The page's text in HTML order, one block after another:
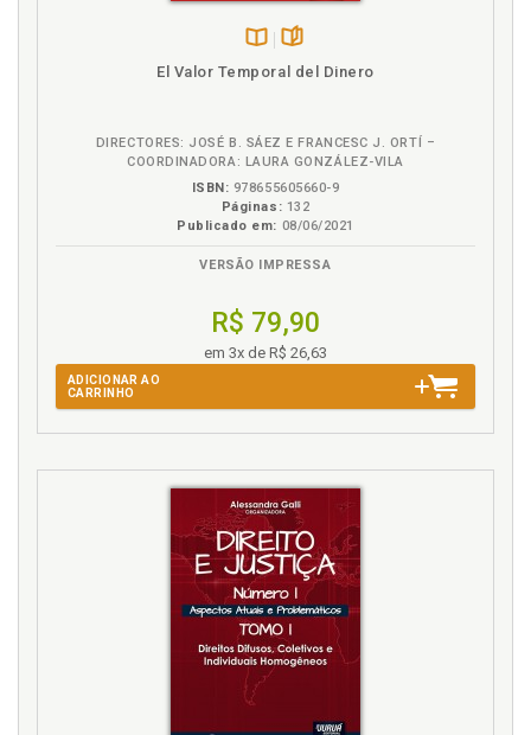
para pequeños contribuyentes, p. 28
Disponível
na
páginas
El Valor Temporal del Dinero
DIRECTORES: JOSÉ B. SÁEZ E FRANCESC J. ORTÍ –
COORDINADORA: LAURA GONZÁLEZ-VILA
ISBN: 978655605660-9
Páginas: 132
Publicado em: 08/06/2021
VERSÃO IMPRESSA
R$ 79,90
em 3x de R$ 26,63
ADICIONAR AO
CARRINHO